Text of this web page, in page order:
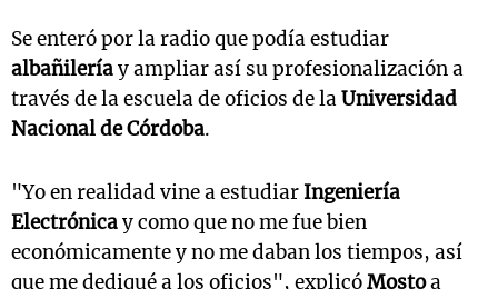
Se enteró por la radio que podía estudiar
albañileríay ampliar así su profesionalización a
través de la escuela de oficios de laUniversidad
Nacional de Córdoba.
"Yo en realidad vine a estudiar Ingeniería
Electrónicay como que no me fue bien
económicamente y no me daban los tiempos, así
que me dediqué a los oficios", explicóMostoa